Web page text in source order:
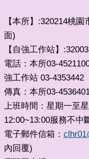
【本所】:320214桃
面)
【自強工作站】
電話：本所03-
強工作站 03-4353442
傳真：本所03-
上班時間：星期一至
12:00~13:00服務不中
電子郵件信箱：
內回覆)